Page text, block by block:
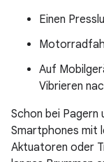
Einen
Auf
Vibrieren
Schon bei
Smartphones mit
Aktuatoren oder